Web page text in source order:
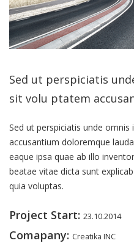
Sed ut perspiciatis
sit volu ptatem
Sed ut perspiciatis unde
accusantium doloremque
eaque ipsa quae ab illo
beatae vitae dicta sunt
quia voluptas.
Project Start: 23.10.2014
Comapany: Creatika INC